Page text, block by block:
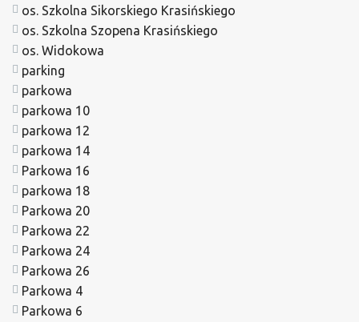
os. Szkolna Sikorskiego Krasińskiego
os. Szkolna Szopena Krasińskiego
os. Widokowa
parking
parkowa
parkowa 10
parkowa 12
parkowa 14
Parkowa 16
parkowa 18
Parkowa 20
Parkowa 22
Parkowa 24
Parkowa 26
Parkowa 4
Parkowa 6